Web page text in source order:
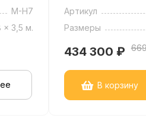
M-H7
x 3,5 м.
Артикул
Размеры
434 300 ₽
В корзину